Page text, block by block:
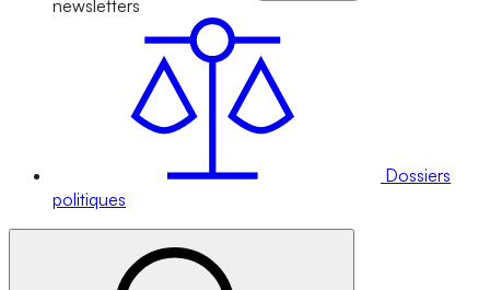
newsletters
Dossiers
politiques